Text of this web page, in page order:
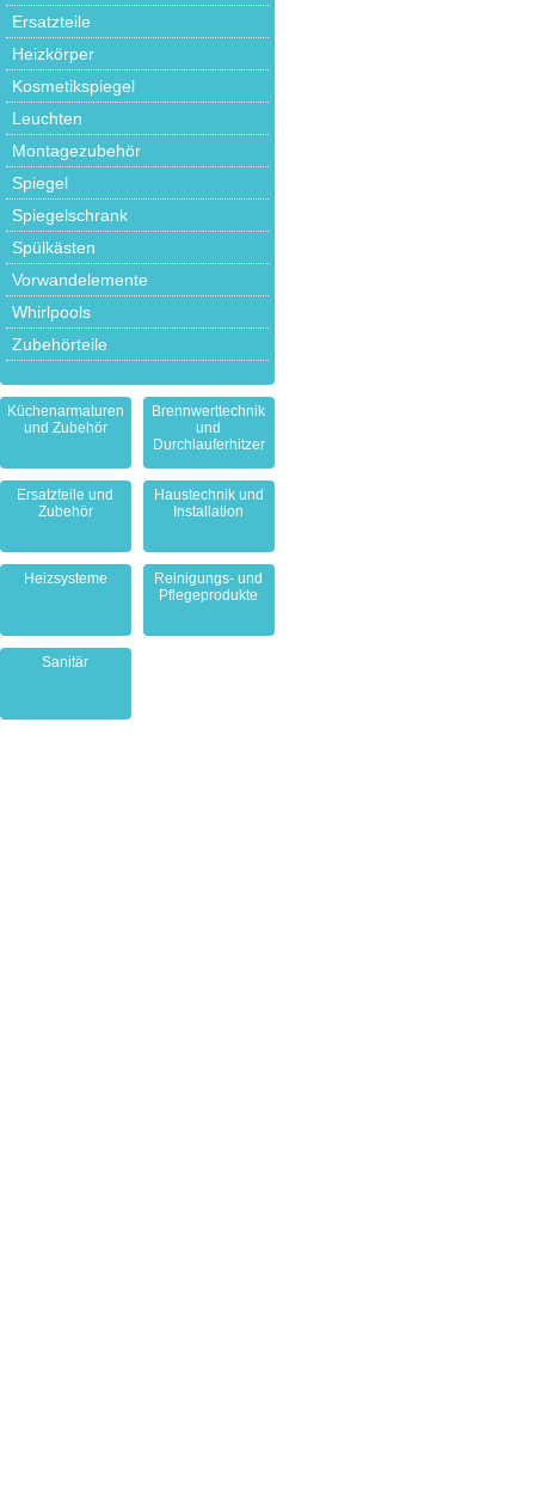
Ersatzteile
Heizkörper
Kosmetikspiegel
Leuchten
Montagezubehör
Spiegel
Spiegelschrank
Spülkästen
Vorwandelemente
Whirlpools
Zubehörteile
Küchenarmaturen
und Zubehör
Brennwerttechnik
und
Durchlauferhitzer
Ersatzteile und
Zubehör
Haustechnik und
Installation
Heizsysteme
Reinigungs- und
Pflegeprodukte
Sanitär